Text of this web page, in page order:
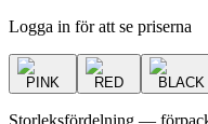
Logga in för att se priserna
PINK RED BLACK
Storleksfördelning —